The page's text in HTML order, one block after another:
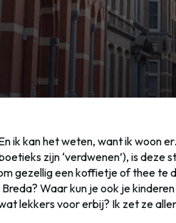
ik kan het weten, want ik woon
zijn ‘verdwenen’), is deze
gezellig een koffietje of thee te
Waar kun je ook je
lekkers voor erbij? Ik zet ze